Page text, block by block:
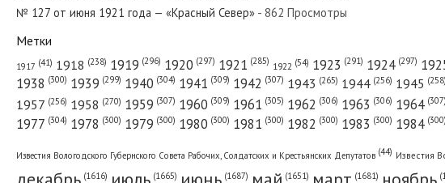
№ 36 от февраля 1954 года — «Красный Север»
№ 127 от июня 1921 года — «Красный Север» - 862 Просмотры
Метки
1917 (41) 1918 (238) 1919 (296) 1920 (297) 1921 (285) 1922 (54) 1923 (291) 1924 (297)
1938 (300) 1939 (299) 1940 (304) 1941 (309) 1942 (307) 1943 (265) 1944 (256) 1945 (258)
1957 (256) 1958 (270) 1959 (307) 1960 (309) 1961 (305) 1962 (306) 1963 (306) 1964 (307)
1977 (304) 1978 (300) 1979 (300) 1980 (300) 1981 (300) 1982 (300) 1983 (300) 1984 (300)
Известия Вологодского Губернского Совета Рабочих, Солдатских и Крестьянских Депутатов (44) Известия
(1616) (1665) (1687) (1651) (1681)